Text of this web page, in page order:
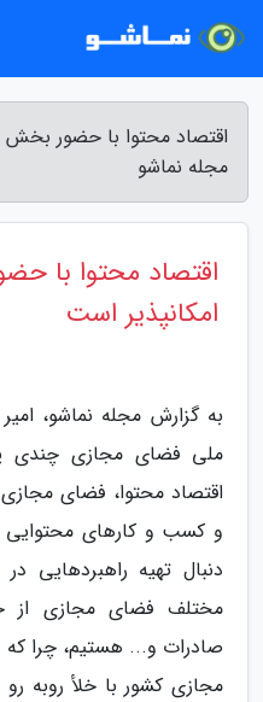
اقتصاد محتوا با حضور
مجله نماشو
اقتصاد محتوا با
امکانپذیر است
به گزارش مجله نماشو،
ملی فضای مجازی چندی
اقتصاد محتوا، فضای
و کسب و کارهای محتوایی
دنبال تهیه راهبردهایی
مختلف فضای مجازی از
صادرات و... هستیم، چرا که
مجازی کشور با خلأ روبه